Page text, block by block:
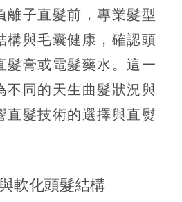
離子直髮前，專業髮型
構與毛囊健康，確認頭
髮膏或電髮藥水。這一
不同的天生曲髮狀況與
直髮技術的選擇與直熨
軟化頭髮結構